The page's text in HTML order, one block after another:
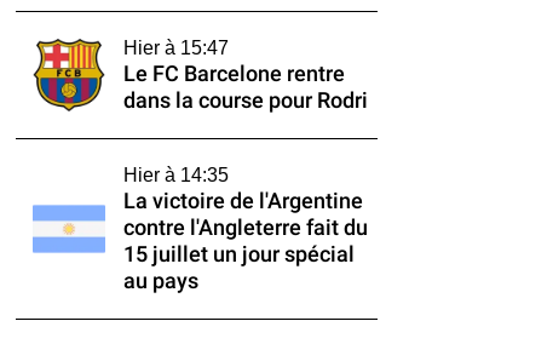
Hier à 15:47
Le FC Barcelone rentre
dans la course pour Rodri
Hier à 14:35
La victoire de l'Argentine
contre l'Angleterre fait du
15 juillet un jour spécial
au pays